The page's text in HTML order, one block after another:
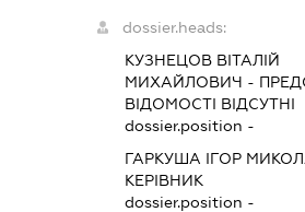
dossier.heads:
КУЗНЕЦОВ ВІТАЛІЙ
МИХАЙЛОВИЧ -
ВІДОМОСТІ ВІДСУТНІ
dossier.position -
ГАРКУША ІГОР
КЕРІВНИК
dossier.position -